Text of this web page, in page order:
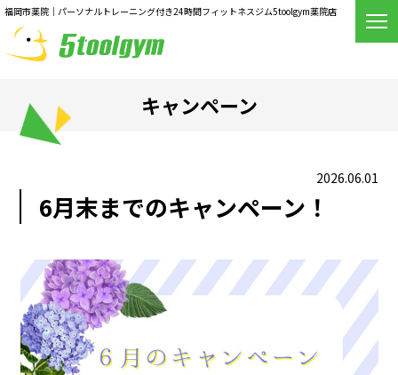
福岡市薬院｜パーソナルトレーニング付き24時間フィットネスジム5toolgym薬院店
キャンペーン
2026.06.01
6月末までのキャンペーン！